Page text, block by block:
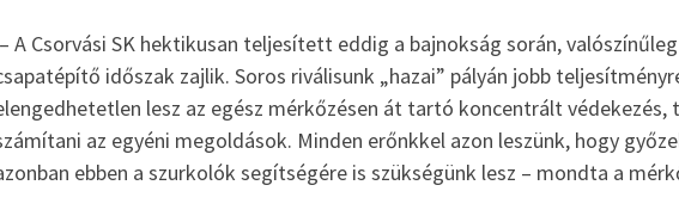
– A Csorvási SK hektikusan teljesített eddig a bajnokság során,
időszak zajlik. Soros riválisunk „hazai” pályán jobb
lesz az egész mérkőzésen át tartó koncentrált
az egyéni megoldások. Minden erőnkkel azon leszünk, hogy
ebben a szurkolók segítségére is szükségünk lesz – mondta a